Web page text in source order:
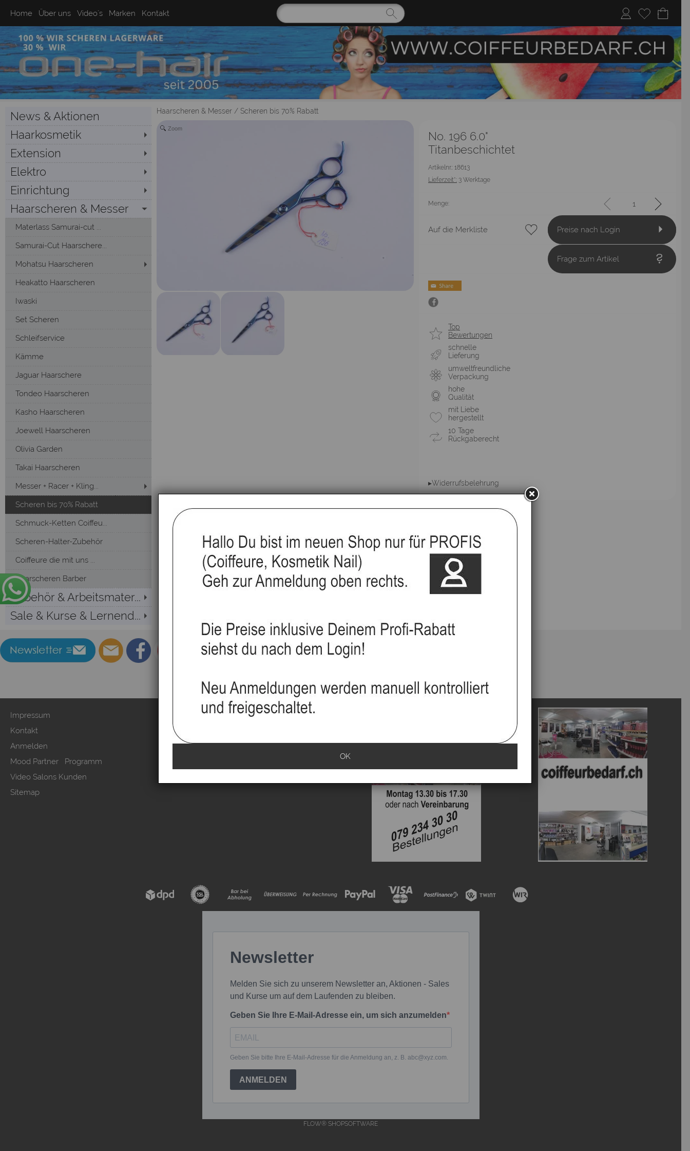
Home Über uns Video`s Marken Kontakt
News & Aktionen
Haarkosmetik
Extension
Elektro
Einrichtung
Haarscheren & Messer
Materlass Samurai-cut ...
Samurai-Cut Haarschere...
Mohatsu Haarscheren
Heakatto Haarscheren
Iwaski
Set Scheren
Schleifservice
Kämme
Jaguar Haarschere
Tondeo Haarscheren
Kasho Haarscheren
Joewell Haarscheren
Olivia Garden
Takai Haarscheren
Messer + Racer + Kling...
Scheren bis 70% Rabatt
Schmuck-Ketten Coiffeu...
Scheren-Halter-Zubehör
Coiffeure die mit uns ...
Haarscheren Barber
Zubehör & Arbeitsmater...
Sale & Kurse & Lernend...
Haarscheren & Messer / Scheren bis 70% Rabatt
Zoom
No. 196 6.0"
Titanbeschichtet
Artikelnr.: 18613
Lieferzeit*: 3 Werktage
Menge:
Auf die Merkliste Preise nach Login
Frage zum Artikel
Top
Bewertungen
schnelle
Lieferung
umweltfreundliche
Verpackung
hohe
Qualität
mit Liebe
hergestellt
10 Tage
Rückgaberecht
▸Widerrufsbelehrung
Impressum
Kontakt
Anmelden
Mood Partner Programm
Video Salons Kunden
Sitemap
Zahlung & Versand
Datenschutzerklärung
FLOW® SHOPSOFTWARE
OK